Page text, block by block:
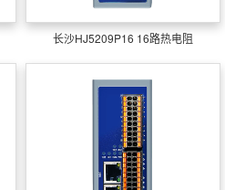
长沙HJ5209P16 16路热电阻